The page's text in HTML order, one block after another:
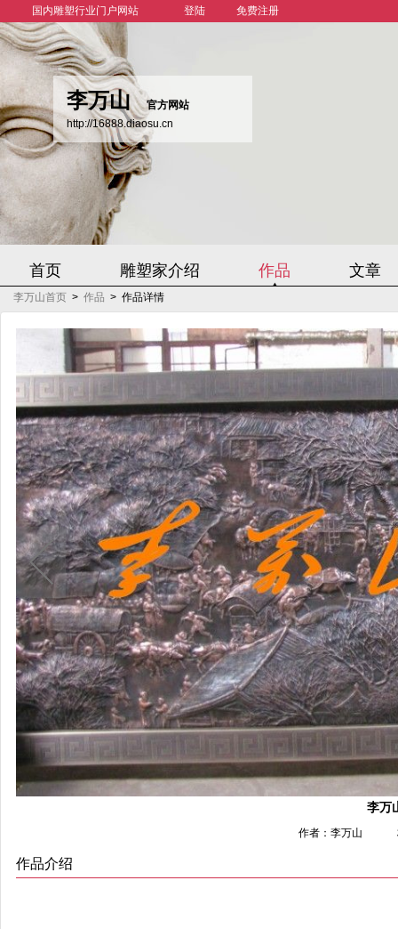
国内雕塑行业门户网站 登陆 免费注册
李万山
官方网站
http://16888.diaosu.cn
首页 雕塑家介绍 作品 文章
李万山首页 > 作品 > 作品详情
李万
作者：李万山
作品介绍